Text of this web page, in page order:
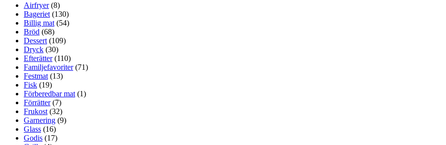
Airfryer(8)
Bageriet (130)
Billig mat (54)
Bröd (68)
Dessert (109)
Dryck (30)
Efterätter(110)
Familjefavoriter(71)
Festmat (13)
Fisk (19)
Förberedbar mat (1)
Förrätter(7)
Frukost (32)
Garnering (9)
Glass (16)
Godis (17)